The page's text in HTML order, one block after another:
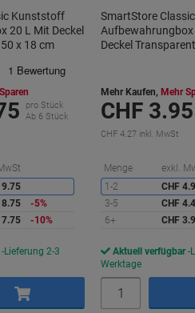
Kunststoff
20 L Mit Deckel
x 18 cm
pro Stück
Ab 6 Stück
sparen
-5%
-10%
Lieferung 2-3
SmartStore
Aufbewahrungbox
Deckel
Mehr Kaufen, Mehr
CHF 3.95
CHF 4.27 inkl. MwSt
Menge exkl.
1-2
CHF
3-5
CHF
6+
CHF
Aktuell verfügbar
Werktage